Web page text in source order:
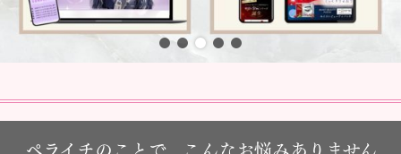
ペライチのことで、こんなお悩みありません